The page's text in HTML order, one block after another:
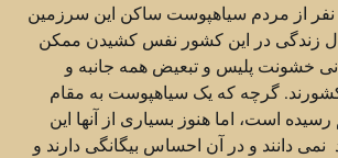
نفر از مردم سیاهپوست ساکن این سرزمین
پس از ۴۰۰ سال زندگی در این کشور نفس کشیدن ممکن
خشونت پلیس و تبعیض همه جانبه و
گرچه که یک سیاهپوست به مقام
است، اما هنوز بسیاری از آنها این
دانند و در آن احساس بیگانگی دارند و